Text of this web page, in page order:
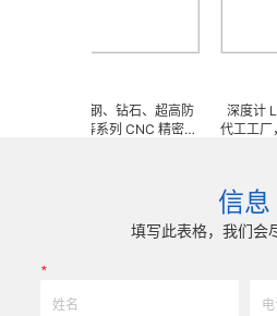
瓷、钨钢、钻石、超高防
金、钛等系列 CNC 精密刀
深度计 LZQ
代工工厂，致
精密技术生
我们专业为
来图来样任意
信息
填写此表格，我们会
*